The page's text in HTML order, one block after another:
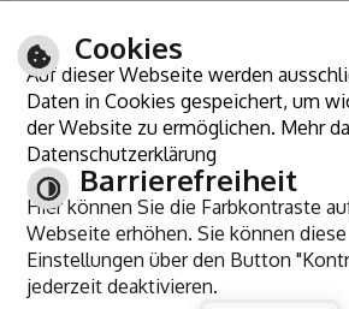
ANREISE
KONTRAST
Cookies
Auf dieser Webseite werden
Daten in Cookies gespeichert, um
der Website zu ermöglichen. Mehr
Datenschutzerklärung
Barrierefreiheit
Hier können Sie die Farbkontraste
Webseite erhöhen. Sie können diese
Einstellungen über den Button
jederzeit deaktivieren.